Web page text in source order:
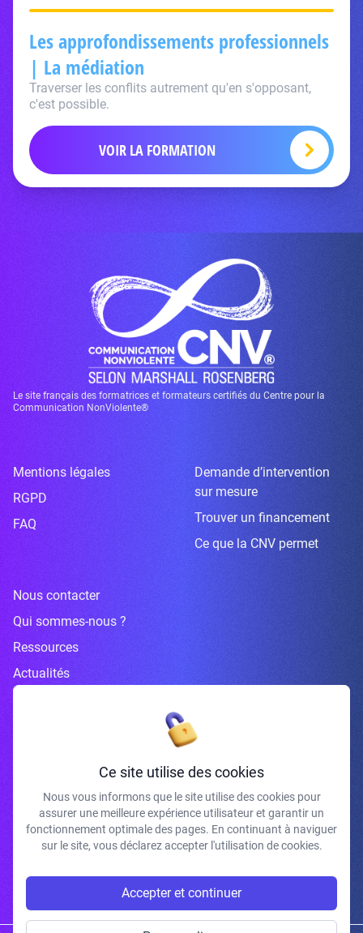
Les approfondissements professionnels
| La médiation
Traverser les conflits autrement qu'en s'opposant,
c'est possible.
VOIR LA FORMATION
Le site français des formatrices et formateurs certifiés du Centre pour la
Communication NonViolente®
Mentions légales
RGPD
FAQ
Demande d’intervention
sur mesure
Trouver un financement
Ce que la CNV permet
Nous contacter
Qui sommes-nous ?
Ressources
Actualités
Inscrivez-vous à la newsletter
J'accepte de recevoir vos e-mails et confirme avoir pris connaissance de
votre politique de confidentialité et mentions légales.
Ce site utilise des cookies
Nous vous informons que le site utilise des cookies pour
assurer une meilleure expérience utilisateur et garantir un
fonctionnement optimale des pages. En continuant à naviguer
sur le site, vous déclarez accepter l'utilisation de cookies.
Accepter et continuer